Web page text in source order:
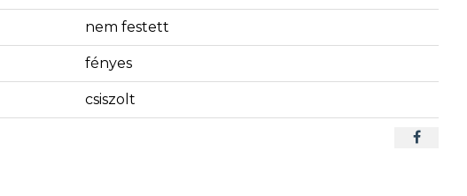
nem festett
fényes
csiszolt